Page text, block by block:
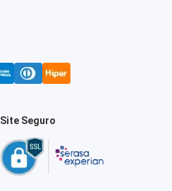
Site Seguro